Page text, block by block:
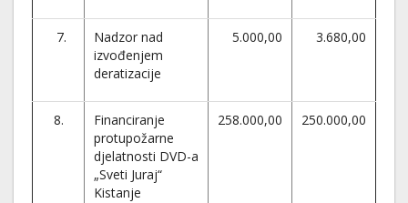
7.
Nadzor nad
izvođenjem
deratizacije
5.000,00 3.680,00
8.
Financiranje
protupožarne
djelatnosti DVD-a
„Sveti Juraj“
Kistanje
258.000,00 250.000,00